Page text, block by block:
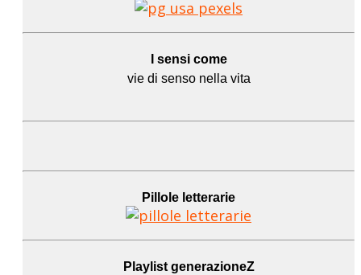
I sensi come
vie di senso nella vita
Pillole letterarie
Playlist generazioneZ